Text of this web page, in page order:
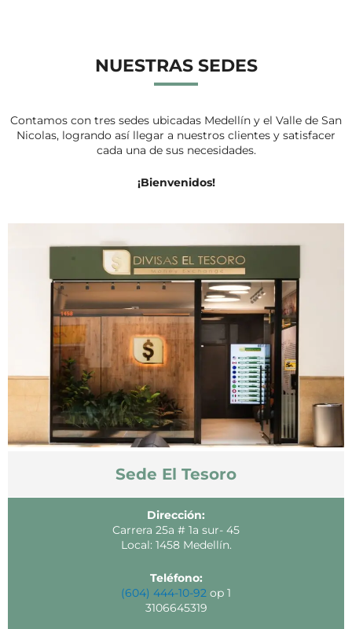
NUESTRAS SEDES
Contamos con tres sedes ubicadas Medellín y el Valle de San
Nicolas, logrando así llegar a nuestros clientes y satisfacer
cada una de sus necesidades.
¡Bienvenidos!
Sede El Tesoro
Dirección:
Carrera 25a # 1a sur- 45
Local: 1458 Medellín.
Teléfono:
(604) 444-10-92 op 1
3106645319